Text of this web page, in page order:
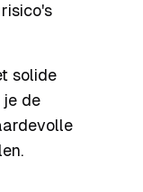
solide
de